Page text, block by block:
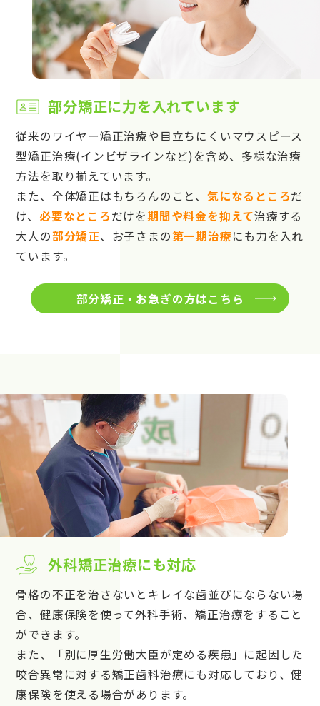
部分矯正に力を入れています
従来のワイヤー矯正治療や目立ちにくいマウスピース
型矯正治療(インビザラインなど)を含め、多様な治療
方法を取り揃えています。
また、全体矯正はもちろんのこと、 気になるところだ
け、 必要なところだけを期間や料金を抑えて治療する
大人の部分矯正、お子さまの第一期治療にも力を入れ
ています。
部分矯正・お急ぎの方はこちら
外科矯正治療にも対応
骨格の不正を治さないとキレイな歯並びにならない場
合、健康保険を使って外科手術、矯正治療をすること
ができます。
また、「別に厚生労働大臣が定める疾患」に起因した
咬合異常に対する矯正歯科治療にも対応しており、健
康保険を使える場合があります。